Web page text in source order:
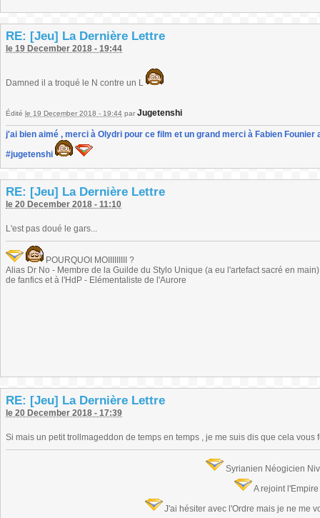
RE: [Jeu] La Dernière Lettre
le 19 December 2018 - 19:44
Damned il a troqué le N contre un L
Édité le 19 December 2018 - 19:44 par Jugetenshi
j'ai bien aimé , merci à Olydri pour ce film et un grand merci à Fabien
#jugetenshi
RE: [Jeu] La Dernière Lettre
le 20 December 2018 - 11:10
L'est pas doué le gars...
POURQUOI MOIIIIIIIII ?
Alias Dr No - Membre de la Guilde du Stylo Unique (a eu l'artefact sacré en
de fanfics et à l'HdP - Elémentaliste de l'Aurore
RE: [Jeu] La Dernière Lettre
le 20 December 2018 - 17:39
Si mais un petit trollmageddon de temps en temps , je me suis dis que cela vous
Syrianien Néogicien
A rejoint l'Empire
J'ai hésiter avec l'Ordre mais je ne me